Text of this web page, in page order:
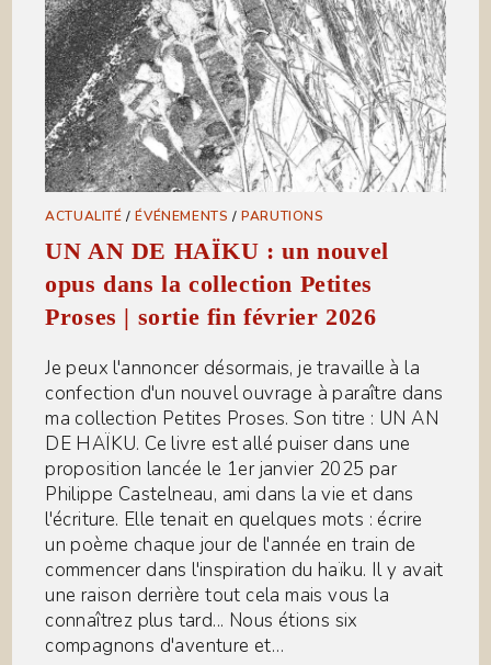
ACTUALITÉ /ÉVÉNEMENTS /PARUTIONS
UN AN DE HAÏKU : un nouvel
opus dans la collection Petites
Proses | sortie fin février 2026
Je peux l'annoncer désormais, je travaille à la
confection d'un nouvel ouvrage à paraître dans
ma collection Petites Proses. Son titre : UN AN
DE HAÏKU. Ce livre est allé puiser dans une
proposition lancée le 1er janvier 2025 par
Philippe Castelneau, ami dans la vie et dans
l'écriture. Elle tenait en quelques mots : écrire
un poème chaque jour de l'année en train de
commencer dans l'inspiration du haïku. Il y avait
une raison derrière tout cela mais vous la
connaîtrez plus tard... Nous étions six
compagnons d'aventure et…